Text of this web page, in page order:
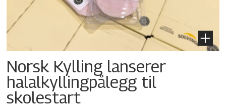
Norsk Kylling lanserer
halalkyllingpålegg til
skolestart